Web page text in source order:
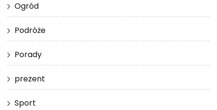
Ogród
Podróże
Porady
prezent
Sport